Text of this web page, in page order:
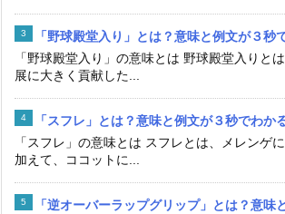
「野球殿堂入り」とは？意味と例文が３秒
「野球殿堂入り」の意味とは 野球殿堂入りと
展に大きく貢献した...
「スフレ」とは？意味と例文が３秒でわか
「スフレ」の意味とは スフレとは、メレンゲ
加えて、ココットに...
「逆オーバーラップグリップ」とは？意味